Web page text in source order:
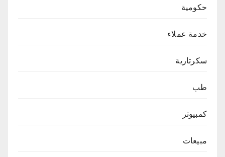
حكومية
خدمة عملاء
سكرتارية
طب
كمبيوتر
مبيعات